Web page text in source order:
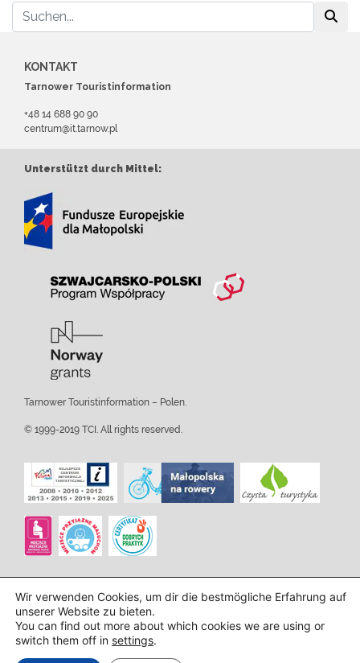
KONTAKT
Tarnower Touristinformation
+48 14 688 90 90
centrum@it.tarnow.pl
Unterstützt durch Mittel:
Tarnower Touristinformation – Polen.
© 1999-2019 TCI. All rights reserved.
Design und Implementierung:
Wir verwenden Cookies, um dir die bestmögliche Erfahrung auf
unserer Website zu bieten.
You can find out more about which cookies we are using or
switch them off in settings.